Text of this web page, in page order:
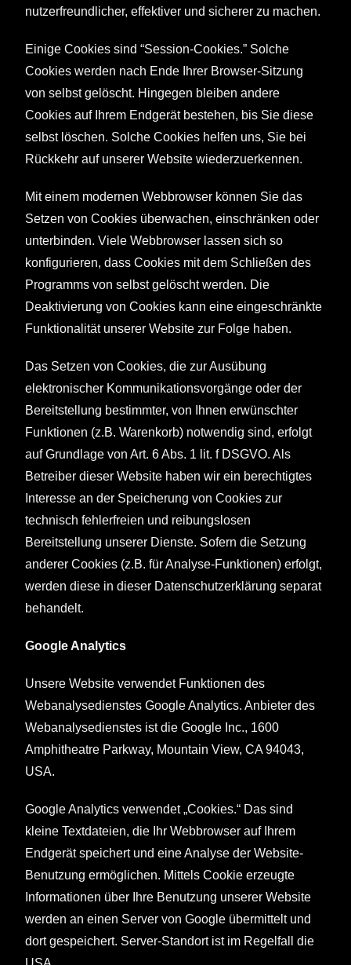
nutzerfreundlicher, effektiver und sicherer zu machen.
Einige Cookies sind “Session-Cookies.” Solche
Cookies werden nach Ende Ihrer Browser-Sitzung
von selbst gelöscht. Hingegen bleiben andere
Cookies auf Ihrem Endgerät bestehen, bis Sie diese
selbst löschen. Solche Cookies helfen uns, Sie bei
Rückkehr auf unserer Website wiederzuerkennen.
Mit einem modernen Webbrowser können Sie das
Setzen von Cookies überwachen, einschränken oder
unterbinden. Viele Webbrowser lassen sich so
konfigurieren, dass Cookies mit dem Schließen des
Programms von selbst gelöscht werden. Die
Deaktivierung von Cookies kann eine eingeschränkte
Funktionalität unserer Website zur Folge haben.
Das Setzen von Cookies, die zur Ausübung
elektronischer Kommunikationsvorgänge oder der
Bereitstellung bestimmter, von Ihnen erwünschter
Funktionen (z.B. Warenkorb) notwendig sind, erfolgt
auf Grundlage von Art. 6 Abs. 1 lit. f DSGVO. Als
Betreiber dieser Website haben wir ein berechtigtes
Interesse an der Speicherung von Cookies zur
technisch fehlerfreien und reibungslosen
Bereitstellung unserer Dienste. Sofern die Setzung
anderer Cookies (z.B. für Analyse-Funktionen) erfolgt,
werden diese in dieser Datenschutzerklärung separat
behandelt.
Google Analytics
Unsere Website verwendet Funktionen des
Webanalysedienstes Google Analytics. Anbieter des
Webanalysedienstes ist die Google Inc., 1600
Amphitheatre Parkway, Mountain View, CA 94043,
USA.
Google Analytics verwendet „Cookies.“ Das sind
kleine Textdateien, die Ihr Webbrowser auf Ihrem
Endgerät speichert und eine Analyse der Website-
Benutzung ermöglichen. Mittels Cookie erzeugte
Informationen über Ihre Benutzung unserer Website
werden an einen Server von Google übermittelt und
dort gespeichert. Server-Standort ist im Regelfall die